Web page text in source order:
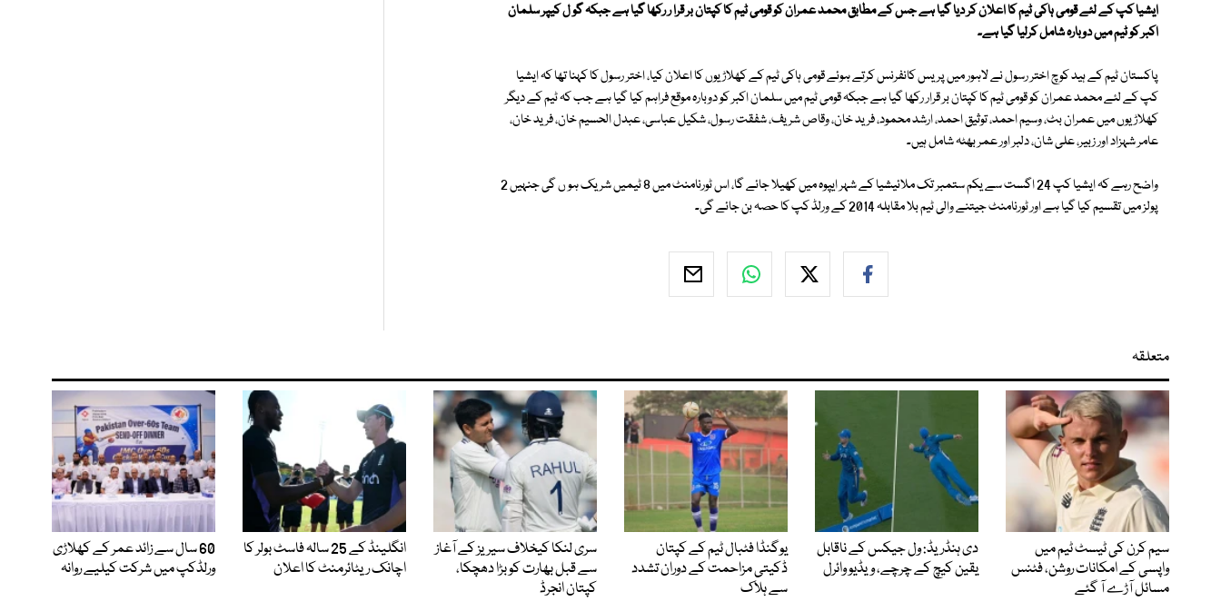
ایشیا کپ کے لئے قومی ہاکی ٹیم کا اعلان کر دیا گیا ہے جس کے مطابق محمد عمران کو قومی ٹیم کا کپتان بر قرا ر رکھا گیا ہے جبکہ گو ل کیپر سلمان
اکبر کو ٹیم میں دوبارہ شامل کرلیا گیا ہے۔
پاکستان ٹیم کے ہید کوچ اختر رسول نے لاہور میں پریس کانفرنس کرتے ہوئے قومی ہاکی ٹیم کے کھلاڑیوں کا اعلان کیا، اختر رسول کا کہنا تھا کہ ایشیا
کپ کے لئے محمد عمران کو قومی ٹیم کا کپتان بر قرار رکھا گیا ہے جبکہ قومی ٹیم میں سلمان اکبر کو دوبارہ موقع فراہم کیا گیا ہے جب کہ ٹیم کے دیگر
کھلاڑیوں میں عمران بٹ، وسیم احمد، توثیق احمد، ارشد محمود، فرید خان، وقاص شریف، شفقت رسول، شکیل عباسی، عبدل الحسیم خان، فرید خان،
عامر شہزاد اور زبیر، علی شان، دلبر اور عمر بھٹہ شامل ہیں۔
واضح رہے کہ ایشیا کپ 24 اگست سے یکم ستمبر تک ملائیشیا کے شہر ایپوہ میں کھیلا جائے گا، اس ٹورنامنٹ میں 8 ٹیمیں شریک ہو ں گی جنہیں 2
پولز میں تقسیم کیا گیا ہے اور ٹورنامنٹ جیتنے والی ٹیم بلا مقابلہ 2014 کے ورلڈ کپ کا حصہ بن جائے گی۔
متعلقہ
سیم کرن کی ٹیسٹ ٹیم میں
واپسی کے امکانات روشن، فٹنس
مسائل آڑے آ گئے
دی ہنڈریڈ: ول جیکس کے ناقابل
یقین کیچ کے چرچے، ویڈیو وائرل
یوگنڈا فٹبال ٹیم کے کپتان
ڈکیتی مزاحمت کے دوران تشدد
سے ہلاک
سری لنکا کیخلاف سیریز کے آغاز
سے قبل بھارت کو بڑا دھچکا،
کپتان انجرڈ
انگلینڈ کے 25 سالہ فاسٹ بولر کا
اچانک ریٹائرمنٹ کا اعلان
60 سال سے زائد عمر کے کھلاڑی
ورلڈکپ میں شرکت کیلیے روانہ